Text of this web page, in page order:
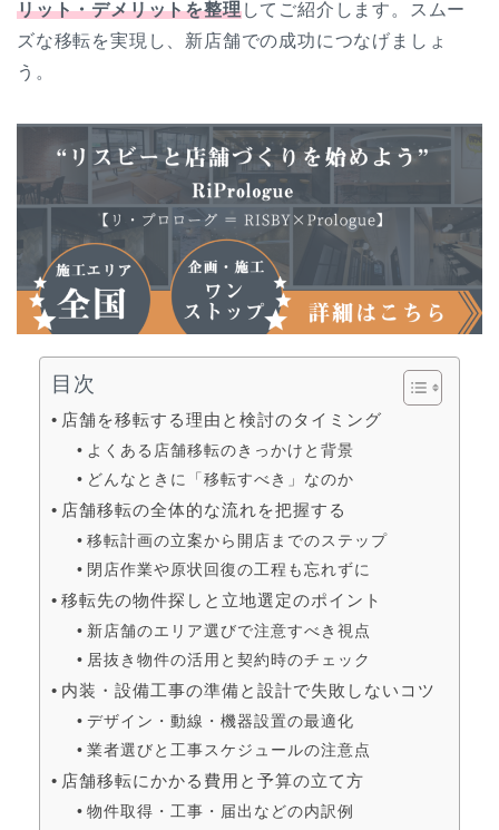
リット・デメリットを整理してご紹介します。スムー
ズな移転を実現し、新店舗での成功につなげましょ
う。
目次
店舗を移転する理由と検討のタイミング
よくある店舗移転のきっかけと背景
どんなときに「移転すべき」なのか
店舗移転の全体的な流れを把握する
移転計画の立案から開店までのステップ
閉店作業や原状回復の工程も忘れずに
移転先の物件探しと立地選定のポイント
新店舗のエリア選びで注意すべき視点
居抜き物件の活用と契約時のチェック
内装・設備工事の準備と設計で失敗しないコツ
デザイン・動線・機器設置の最適化
業者選びと工事スケジュールの注意点
店舗移転にかかる費用と予算の立て方
物件取得・工事・届出などの内訳例